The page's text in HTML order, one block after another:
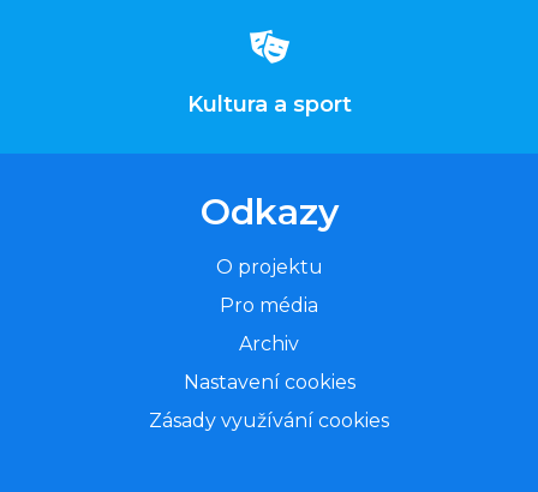
Kultura a sport
Odkazy
O projektu
Pro média
Archiv
Nastavení cookies
Zásady využívání cookies